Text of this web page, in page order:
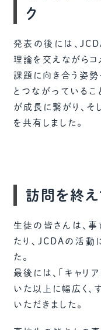
ク
発表の後には、
理論を交えながらコ
課題に向き合う姿勢
とつながっている
が成長に繋がり、そ
を共有しました。
訪問を終え
生徒の皆さんは、
たり、JCDAの活動
た。
最後には、「キャリ
いた以上に幅広く、
いただきました。